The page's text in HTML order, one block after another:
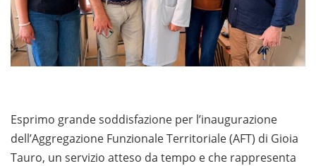
Esprimo grande soddisfazione per l’inaugurazione
dell’Aggregazione Funzionale Territoriale (AFT) di Gioia
Tauro, un servizio atteso da tempo e che rappresenta